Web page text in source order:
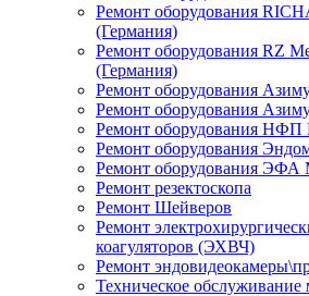
Ремонт оборудования
(Германия)
Ремонт оборудования RZ
(Германия)
Ремонт оборудования
Ремонт оборудования
Ремонт оборудования НФП
Ремонт оборудования
Ремонт оборудования ЭФА
Ремонт резектоскопа
Ремонт Шейверов
Ремонт
коагуляторов (ЭХВЧ)
Ремонт
Техническое